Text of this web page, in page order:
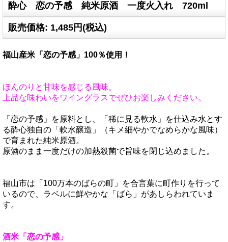
酔心 恋の予感 純米原酒 一度火入れ 720ml
販売価格: 1,485円(税込)
福山産米「恋の予感」100％使用！
ほんのりと甘味を感じる風味。
上品な味わいをワイングラスでぜひお楽しみください。
「恋の予感」を原料とし、「稀に見る軟水」を仕込み水とす
る酔心独自の「軟水醸造」（キメ細やかでなめらかな風味）
で育まれた純米原酒。
原酒のまま一度だけの加熱殺菌で旨味を閉じ込めました。
福山市は「100万本のばらの町」を合言葉に町作りを行って
いるので、ラベルに鮮やかな「ばら」があしらわれていま
す。
酒米「恋の予感」